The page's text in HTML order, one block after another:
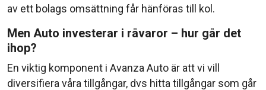
av ett bolags omsättning får hänföras till kol.
Men Auto investerar i råvaror – hur går det
ihop?
En viktig komponent i Avanza Auto är att vi vill
diversifiera våra tillgångar, dvs hitta tillgångar som går